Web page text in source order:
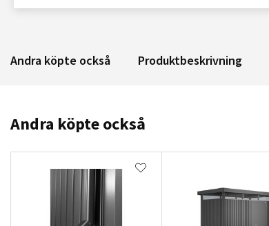
Andra köpte också Produktbeskrivning
Andra köpte också